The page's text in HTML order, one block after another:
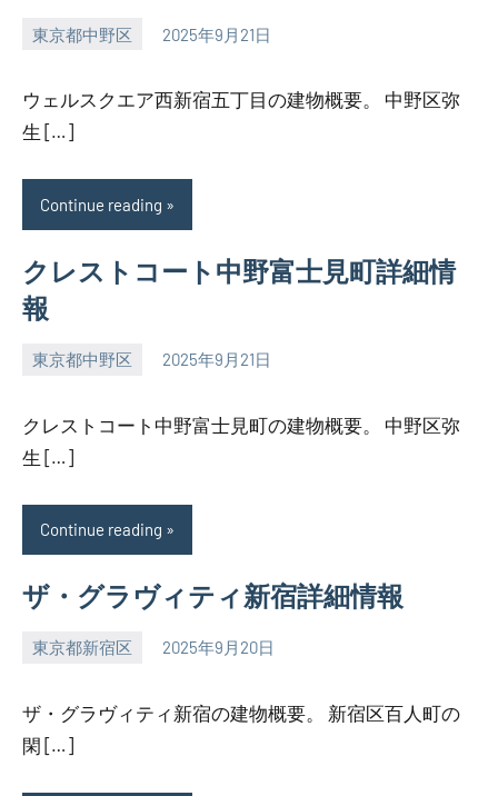
東京都中野区 2025年9月21日
SEZIMO
ウェルスクエア西新宿五丁目の建物概要。 中野区弥
生 […]
Continue reading
クレストコート中野富士見町詳細情
報
東京都中野区 2025年9月21日
SEZIMO
クレストコート中野富士見町の建物概要。 中野区弥
生 […]
Continue reading
ザ・グラヴィティ新宿詳細情報
東京都新宿区 2025年9月20日
SEZIMO
ザ・グラヴィティ新宿の建物概要。 新宿区百人町の
閑 […]